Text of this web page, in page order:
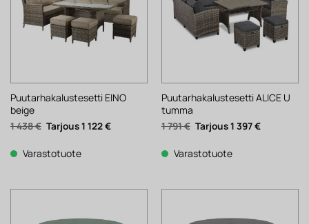
Puutarhakalustesetti EINO
beige
1 438€ Alkuperäinen
hinta
1
438 €.
1 122€Nykyinen
Varastotuote
Puutarhakalustesetti ALICE U
tumma
1 791€ Alkuperäinen
hinta
1
791 €.
1 397€Nykyinen
Varastotuote